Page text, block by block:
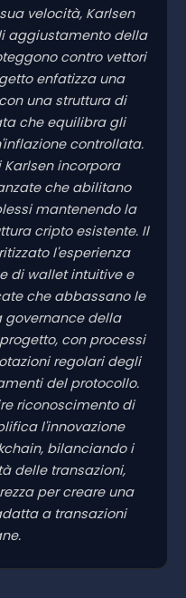
velocità, Karlsen
aggiustamento della
contro vettori
enfatizza una
una struttura di
che equilibra gli
controllata.
incorpora
che abilitano
mantenendo la
cripto esistente. Il
l'esperienza
di wallet intuitive e
che abbassano le
governance della
con processi
regolari degli
del protocollo.
riconoscimento di
l'innovazione
bilanciando i
delle transazioni,
per creare una
a transazioni